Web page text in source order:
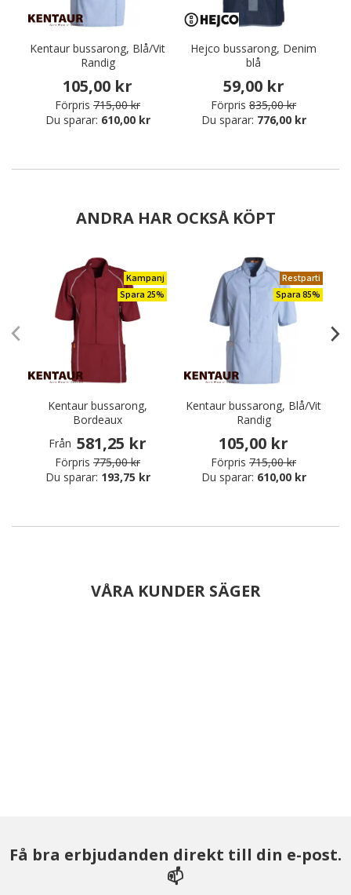
Kentaur bussarong, Blå/Vit
Randig
105,00 kr
Förpris 715,00 kr
Du sparar: 610,00 kr
Hejco bussarong, Denim
blå
59,00 kr
Förpris 835,00 kr
Du sparar: 776,00 kr
ANDRA HAR OCKSÅ KÖPT
Kampanj
Spara 25%
Kentaur bussarong,
Bordeaux
Från 581,25 kr
Förpris 775,00 kr
Du sparar: 193,75 kr
Restparti
Spara 85%
Kentaur bussarong, Blå/Vit
Randig
105,00 kr
Förpris 715,00 kr
Du sparar: 610,00 kr
VÅRA KUNDER SÄGER
Få bra erbjudanden direkt till din e-post.
📫